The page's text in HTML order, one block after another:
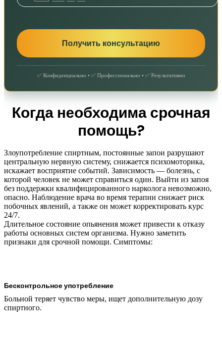
✅ Конфиденциально • ✅ Профессионально • ✅ Результативно
Когда необходима срочная
помощь?
Злоупотребление спиртным, постоянные запои разрушают
центральную нервную систему, снижается психомоторика,
искажает восприятие событий. Зависимость — болезнь, с
которой человек не может справиться один. Выйти из запоя
без поддержки квалифицированного нарколога невозможно,
опасно. Наблюдение врача во время терапии снижает риск
побочных явлений, а также он может корректировать курс
24/7.
Длительное состояние опьянения может привести к отказу
работы основных систем организма. Нужно заметить
признаки для срочной помощи. Симптомы:
Бесконтрольное употребление
Больной теряет чувство меры, ищет дополнительную дозу
спиртного.